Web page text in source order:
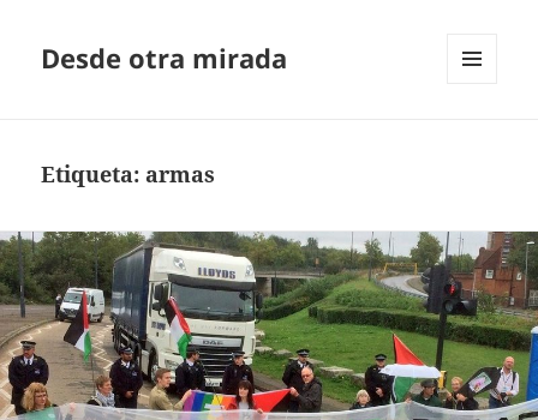
Desde otra mirada
Etiqueta: armas